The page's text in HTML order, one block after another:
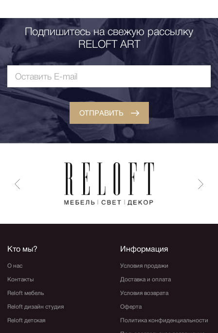
Подпишитесь на свежую рассылку
RELOFT ART
ОТПРАВИТЬ
Кто мы?
О нас
Контакты
Reloft мебель
Reloft дизайн студия
Reloft детская
Информация
Условия продажи
Доставка и оплата
Условия возврата
Оферта
Политика конфиденциальности